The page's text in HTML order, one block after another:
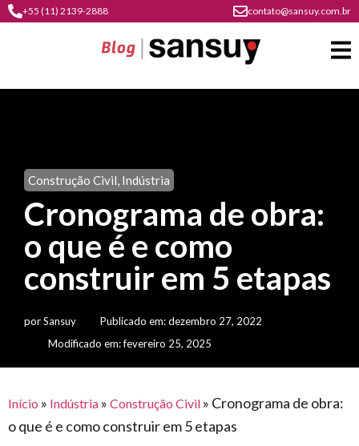
+55 (11) 2139-2888 contato@sansuy.com.br
contato
cultura
do
plástico
institucional
materiais
gratuitos
eventos
Agronegócio
soluções
em
soluções
para
agronegócio
Coberturas
barracas
toldos
comunicação
visual
construção
civil
Transporte
e logística
armazenagem
lonas
Construção Civil, Indústria
Cronograma de obra:
o que é e como
construir em 5 etapas
porSansuy Publicado em:dezembro 27, 2022
Modificado em: fevereiro 25, 2025
Início » Indústria » Construção Civil » Cronograma de obra:
o que é e como construir em 5 etapas